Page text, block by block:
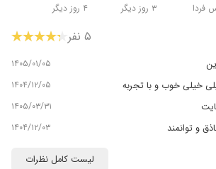
فردا ۳ روز دیگر ۴ روز دیگر
۵ نفر
۱۴۰۵/۰۱/۰۵
خیلی خوب و با تجربه ۱۴۰۴/۱۲/۰۵
۱۴۰۵/۰۳/۳۱
و توانمند ۱۴۰۴/۱۲/۰۳
لیست کامل نظرات